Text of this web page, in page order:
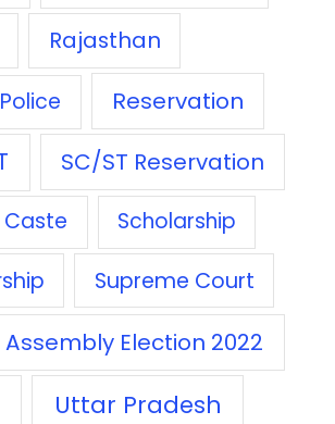
Rajasthan
Reservation
SC/ST Reservation
Scholarship
Supreme Court
Assembly Election 2022
Uttar Pradesh